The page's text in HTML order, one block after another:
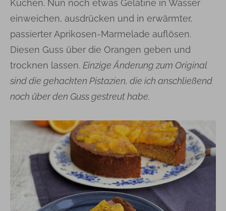
Kuchen. Nun noch etwas Gelatine in Wasser
einweichen, ausdrücken und in erwärmter,
passierter Aprikosen-Marmelade auflösen.
Diesen Guss über die Orangen geben und
trocknen lassen. Einzige Änderung zum Original
sind die gehackten Pistazien, die ich anschließend
noch über den Guss gestreut habe.